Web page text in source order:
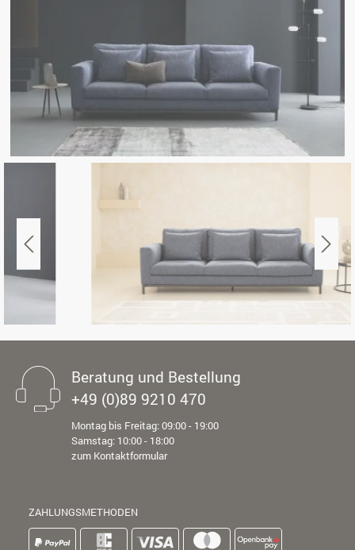
Beratung und Bestellung
+49 (0)89 9210 470
Montag bis Freitag: 09:00 - 19:00
Samstag: 10:00 - 18:00
zum Kontaktformular
ZAHLUNGSMETHODEN